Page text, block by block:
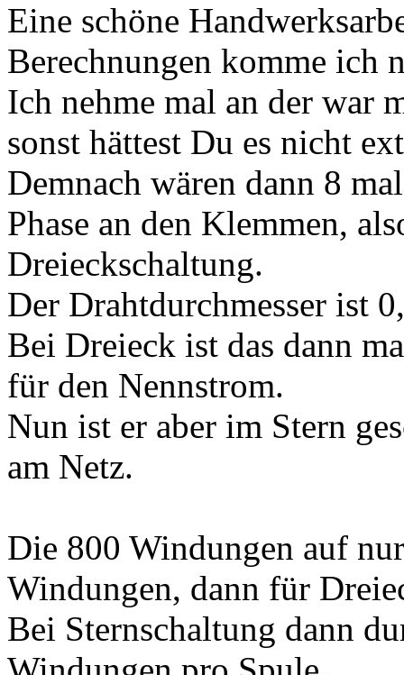
Eine schöne
Berechnungen komme ich
Ich nehme mal an der war
sonst hättest Du es nicht
Demnach wären dann 8
Phase an den Klemmen,
Dreieckschaltung.
Der Drahtdurchmesser ist
Bei Dreieck ist das dann
für den Nennstrom.
Nun ist er aber im Stern
am Netz.
Die 800 Windungen auf
Windungen, dann für
Bei Sternschaltung dann